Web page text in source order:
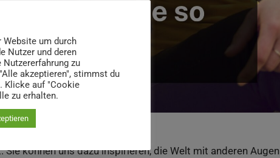
können uns dazu inspirieren, die Welt mit anderen Augen
Website um durch
Nutzer und deren
zu
akzeptieren", stimmst du
Klicke auf "Cookie
zu erhalten.